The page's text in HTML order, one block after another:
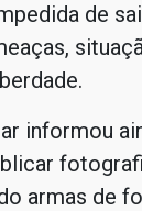
de
informou
armas de